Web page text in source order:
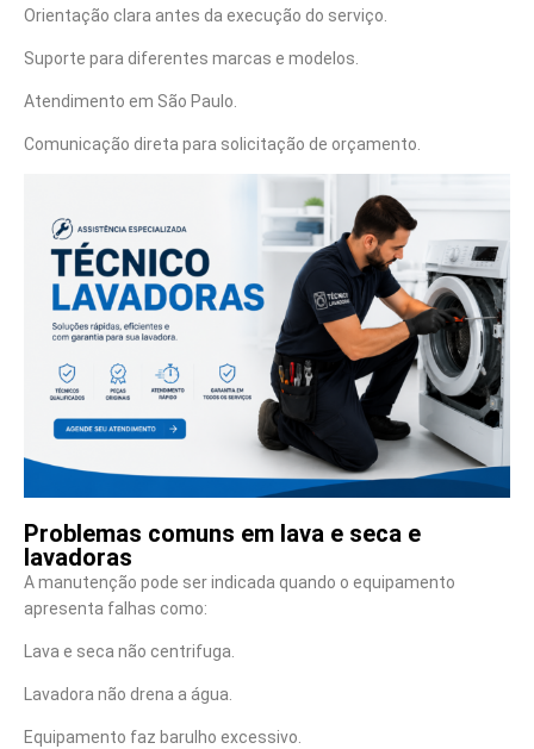
Orientação clara antes da execução do serviço.
Suporte para diferentes marcas e modelos.
Atendimento em São Paulo.
Comunicação direta para solicitação de orçamento.
Problemas comuns em lava e seca e
lavadoras
A manutenção pode ser indicada quando o equipamento
apresenta falhas como:
Lava e seca não centrifuga.
Lavadora não drena a água.
Equipamento faz barulho excessivo.